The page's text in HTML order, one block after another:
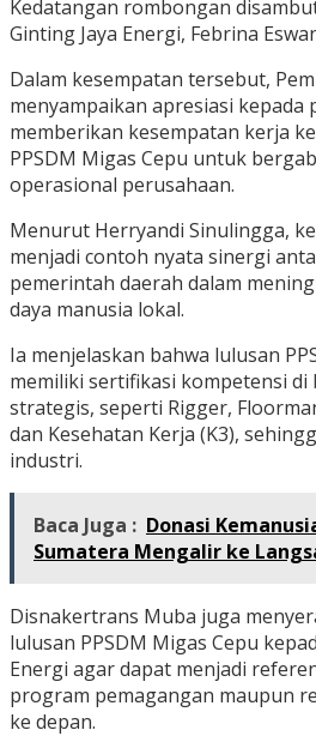
Kedatangan rombongan
Ginting Jaya Energi, Febrina
Dalam kesempatan tersebut,
menyampaikan apresiasi kepada
memberikan kesempatan kerja
PPSDM Migas Cepu untuk
operasional perusahaan.
Menurut Herryandi Sinulingga,
menjadi contoh nyata sinergi
pemerintah daerah dalam
daya manusia lokal.
Ia menjelaskan bahwa lulusan
memiliki sertifikasi kompetensi di
strategis, seperti Rigger,
dan Kesehatan Kerja (K3),
industri.
Baca Juga : Donasi
Sumatera Mengalir ke
Disnakertrans Muba juga
lulusan PPSDM Migas Cepu
Energi agar dapat menjadi
program pemagangan maupun
ke depan.